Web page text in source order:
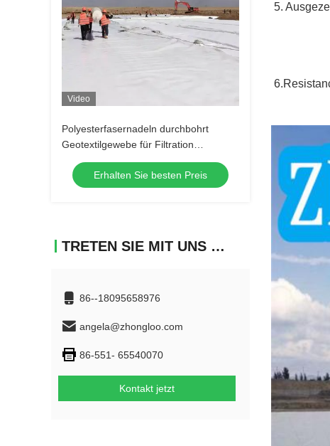
Video
Polyesterfasernadeln durchbohrt
Geotextilgewebe für Filtration
Bodenstabilisierung Drainage
Erhalten Sie besten Preis
TRETEN SIE MIT UNS IN VERBINDUNG
86--18095658976
angela@zhongloo.com
86-551- 65540070
Kontakt jetzt
5.